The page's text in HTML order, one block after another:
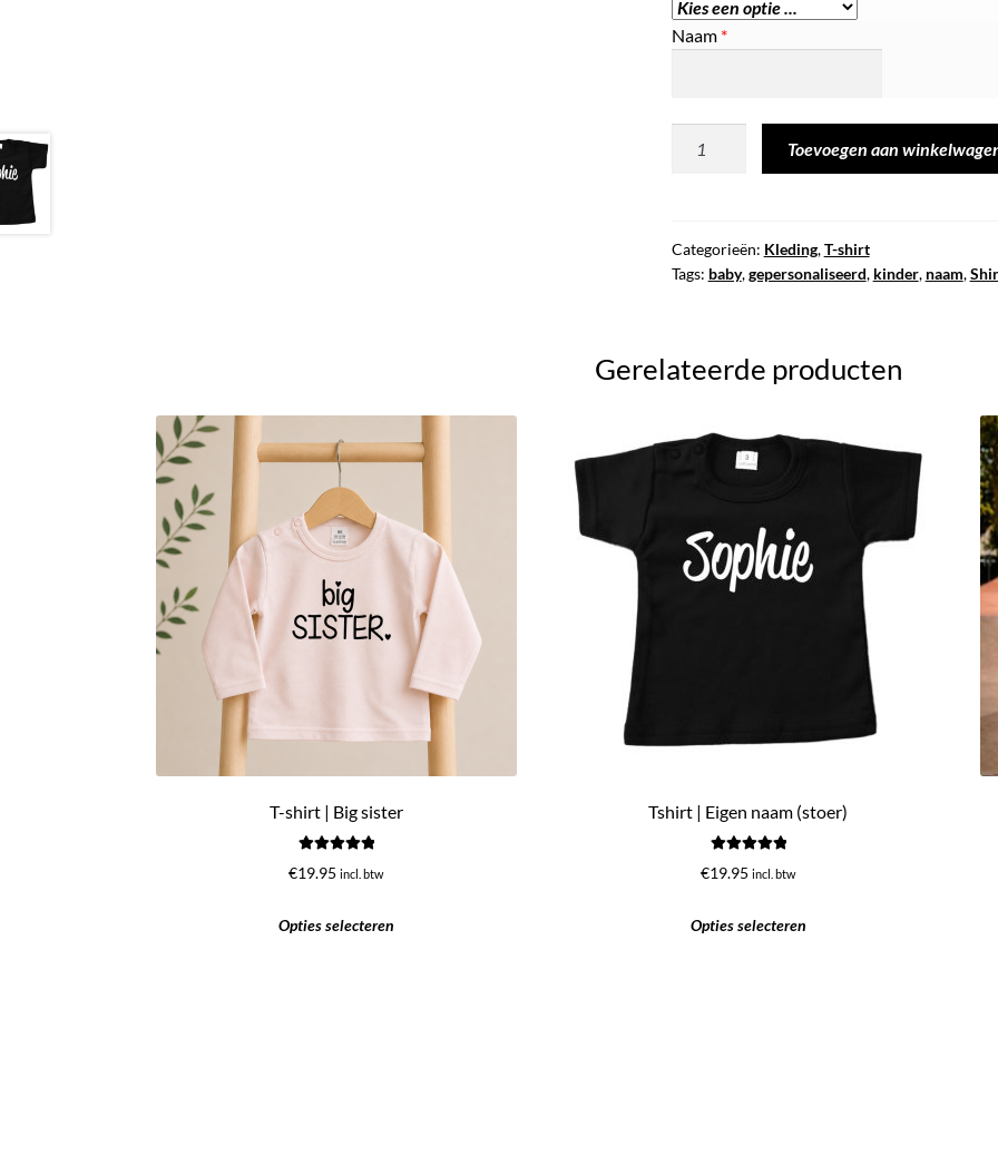
Naam *
(handgeschreven)
aantal
Toevoegen aan
Categorieën: Kleding,T-shirt
Tags: baby,gepersonaliseerd, kinder, naam,
Gerelateerde producten
T-shirt | Big sister
€19.95 incl. btw
Opties selecteren
Tshirt | Eigen naam (stoer)
€19.95 incl. btw
Opties selecteren